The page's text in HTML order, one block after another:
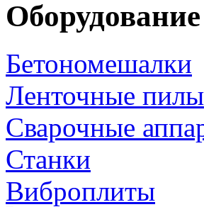
Бетономешалки
Ленточные пилы
Сварочные
Станки
Виброплиты